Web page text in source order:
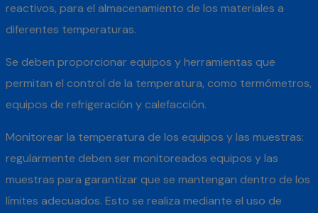
reactivos, para el almacenamiento de los materiales a
diferentes temperaturas.
Se deben proporcionar equipos y herramientas que
permitan el control de la temperatura, como termómetros,
equipos de refrigeración y calefacción.
Monitorear la temperatura de los equipos y las muestras:
regularmente deben ser monitoreados equipos y las
muestras para garantizar que se mantengan dentro de los
límites adecuados. Esto se realiza mediante el uso de